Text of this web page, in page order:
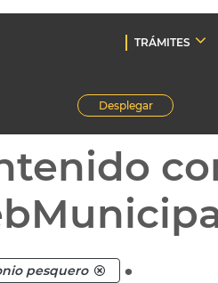
TRÁMITES
Desplegar
pesquero .